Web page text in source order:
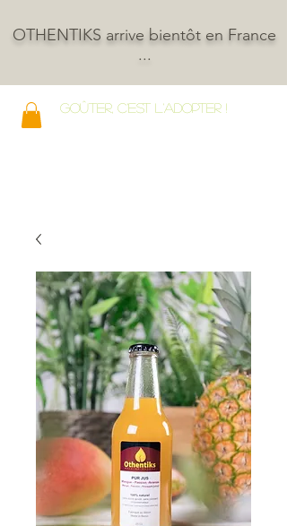
OTHENTIKS arrive bientôt en France
...
GOÛTER, C'EST L'ADOPTER !